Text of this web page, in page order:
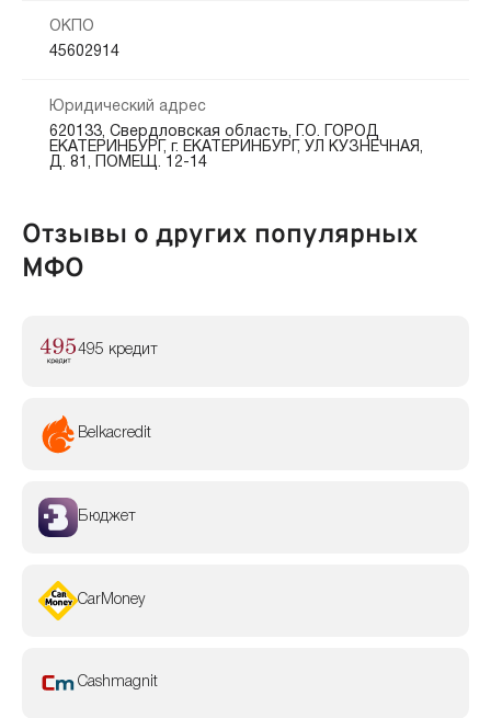
ОКПО
45602914
Юридический адрес
620133, Свердловская область, Г.О. ГОРОД
ЕКАТЕРИНБУРГ, г. ЕКАТЕРИНБУРГ, УЛ КУЗНЕЧНАЯ,
Д. 81, ПОМЕЩ. 12-14
Отзывы о других популярных
МФО
495 кредит
Belkacredit
Бюджет
CarMoney
Cashmagnit